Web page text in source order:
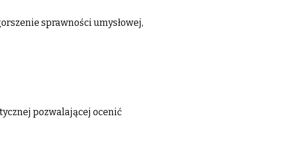
sprawności umysłowej,
pozwalającej ocenić